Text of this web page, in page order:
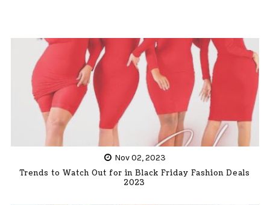
Nov 02, 2023
Trends to Watch Out for in Black Friday Fashion Deals
2023